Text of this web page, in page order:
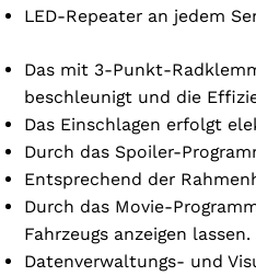
LED-Repeater an jedem
Das mit 3-Punkt-
beschleunigt und die
Das Einschlagen erfolgt
Durch das Spoiler-
Entsprechend der
Durch das Movie-
Fahrzeugs anzeigen lassen.
Datenverwaltungs- und